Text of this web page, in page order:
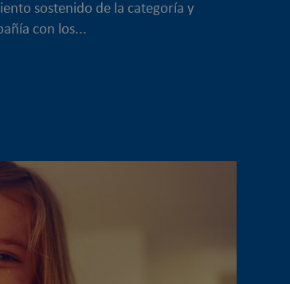
sostenido de la categoría y
con los...